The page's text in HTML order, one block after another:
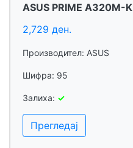
ASUS PRIME A320M-K
2,729 ден.
Производител: ASUS
Шифра: 95
Залиха: ✓
Прегледај